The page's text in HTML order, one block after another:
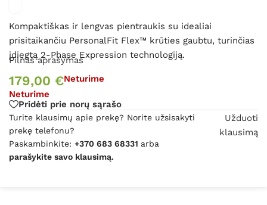
Kompaktiškas ir lengvas pientraukis su idealiai
prisitaikančiu PersonalFit Flex™ krūties gaubtu, turinčias
įdiegtą 2-Phase Expression technologiją.
Pilnas aprašymas
179,00 €Neturime
Neturime
Pridėti prie norų sąrašo
Turite klausimų apie prekę? Norite užsisakyti
prekę telefonu?
Paskambinkite: +370 683 68331 arba
parašykite savo klausimą.
Užduoti
klausimą